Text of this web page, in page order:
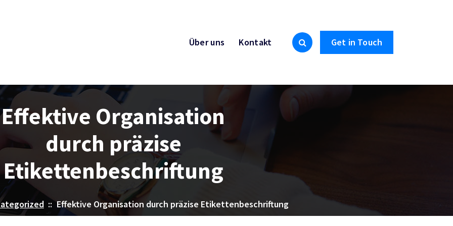
Über uns Kontakt Get in Touch
Effektive Organisation
durch präzise
Etikettenbeschriftung
:: Effektive Organisation durch präzise Etikettenbeschriftung